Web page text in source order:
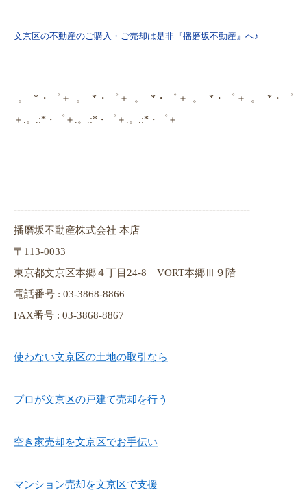
文京区の不動産のご購入・ご売却は是非『播磨坂不動産』へ♪
.。.:*・゜＋.。.:*・゜＋.。.:*・゜＋.。.:*・゜＋.。.:*・゜
＋.。.:*・゜＋.。.:*・゜＋.。.:*・゜＋
---------------------------------------------------------------------
播磨坂不動産株式会社 本店
〒113-0033
東京都文京区本郷４丁目24-8 VORT本郷Ⅲ９階
電話番号 : 03-3868-8866
FAX番号 : 03-3868-8867
使わない文京区の土地の取引なら
プロが文京区の戸建て売却を行う
空き家売却を文京区でお手伝い
マンション売却を文京区で支援